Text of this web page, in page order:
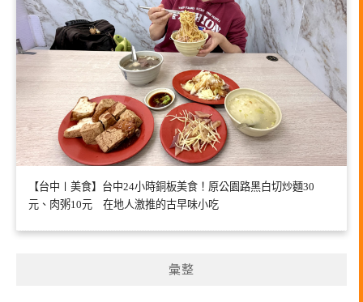
【台中〡美食】台中24小時銅板美食！原公園路黑白切炒麵30
元、肉粥10元 在地人激推的古早味小吃
彙整